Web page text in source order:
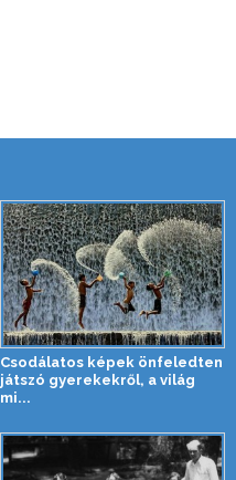
Csodálatos képek önfeledten
játszó gyerekekről, a világ
mi...